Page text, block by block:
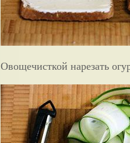
Овощечисткой нарезать